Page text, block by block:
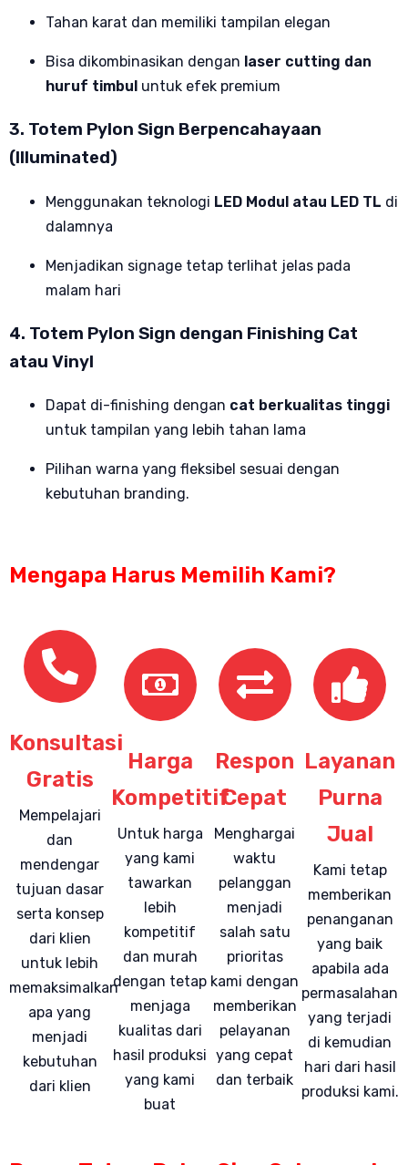
Tahan karat dan memiliki tampilan elegan
Bisa dikombinasikan dengan laser cutting dan
huruf timbul untuk efek premium
3. Totem Pylon Sign Berpencahayaan
(Illuminated)
Menggunakan teknologi LED Modul atau LED TL di
dalamnya
Menjadikan signage tetap terlihat jelas pada
malam hari
4. Totem Pylon Sign dengan Finishing Cat
atau Vinyl
Dapat di-finishing dengan cat berkualitas tinggi
untuk tampilan yang lebih tahan lama
Pilihan warna yang fleksibel sesuai dengan
kebutuhan branding.
Mengapa Harus Memilih Kami?
Konsultasi
Gratis
Mempelajari
dan
mendengar
tujuan dasar
serta konsep
dari klien
untuk lebih
memaksimalkan
apa yang
menjadi
kebutuhan
dari klien
Harga
Kompetitif
Untuk harga
yang kami
tawarkan
lebih
kompetitif
dan murah
dengan tetap
menjaga
kualitas dari
hasil produksi
yang kami
buat
Respon
Cepat
Menghargai
waktu
pelanggan
menjadi
salah satu
prioritas
kami dengan
memberikan
pelayanan
yang cepat
dan terbaik
Layanan
Purna
Jual
Kami tetap
memberikan
penanganan
yang baik
apabila ada
permasalahan
yang terjadi
di kemudian
hari dari hasil
produksi kami.